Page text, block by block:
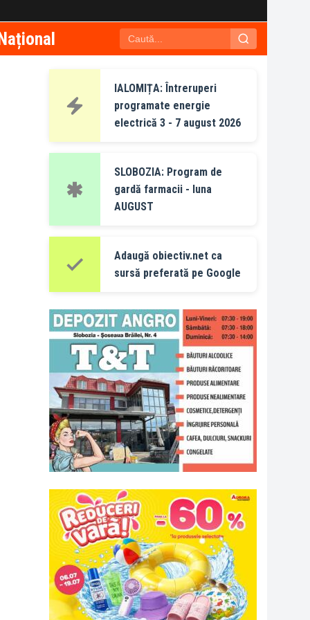
IALOMIȚA: Întreruperi
programate energie
electrică 3 - 7 august 2026
SLOBOZIA: Program de
gardă farmacii - luna
AUGUST
Adaugă obiectiv.net ca
sursă preferată pe Google